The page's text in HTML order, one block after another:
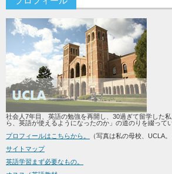
社会人7年目、英語の勉強を再開し、30過ぎて留学した
ら、英語が使えるようになったのか」の道のりを綴って
プロフィールはこちらから。
（写真は私の母校、UCLA。
サイトマップ
英語学習まず必要なもの。